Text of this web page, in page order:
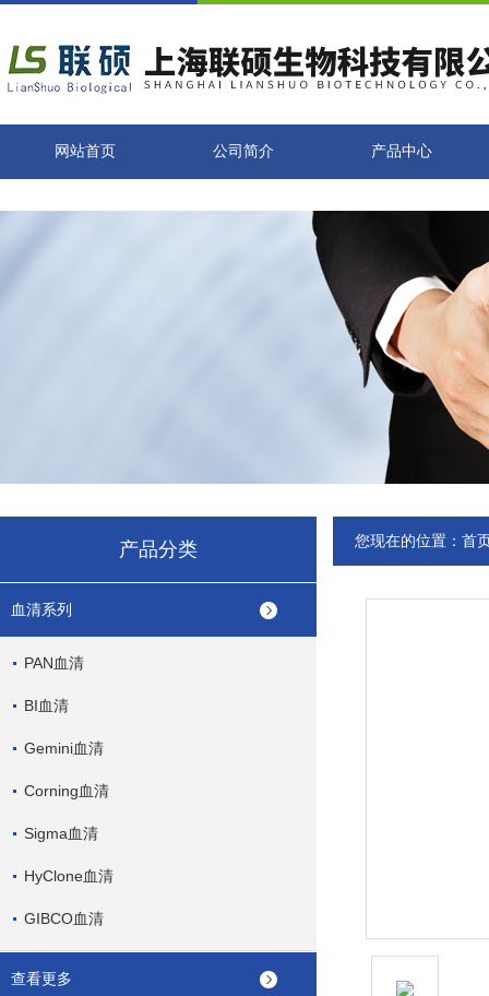
网站首页 公司简介 产品中心
产品分类
血清系列
PAN血清
BI血清
Gemini血清
Corning血清
Sigma血清
HyClone血清
GIBCO血清
查看更多
您现在的位置： 首